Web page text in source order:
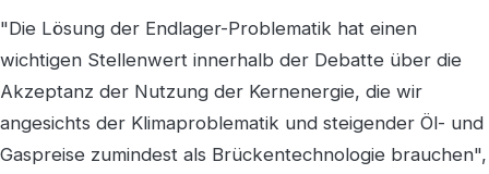
"Die Lösung der Endlager-Problematik hat einen
wichtigen Stellenwert innerhalb der Debatte über die
Akzeptanz der Nutzung der Kernenergie, die wir
angesichts der Klimaproblematik und steigender Öl- und
Gaspreise zumindest als Brückentechnologie brauchen",